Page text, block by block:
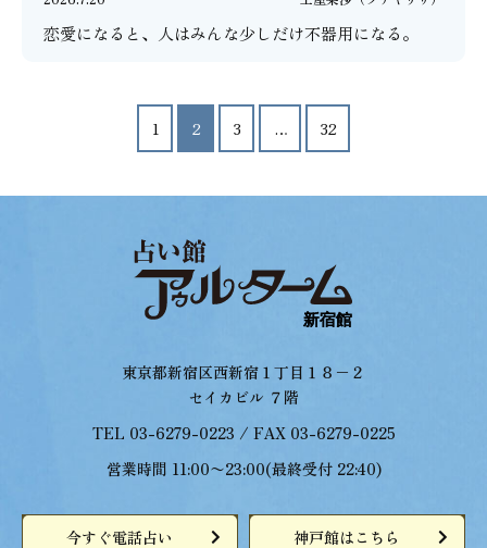
恋愛になると、人はみんな少しだけ不器用になる。
ペ
1 2 3 … 32
東京都新宿区西新宿１丁目１８−２
セイカビル ７階
TEL 03-6279-0223 / FAX 03-6279-0225
営業時間 11:00〜23:00(最終受付 22:40)
今すぐ電話占い 神戸館はこちら